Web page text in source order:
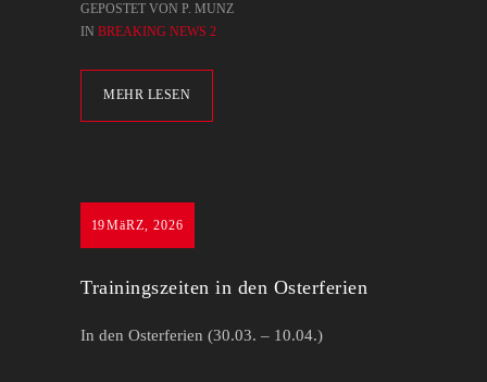
MEHR LESEN
GEPOSTET VON P. MUNZ
IN BREAKING NEWS 2
19MäRZ, 2026
Trainingszeiten in den Osterferien
In den Osterferien (30.03. – 10.04.)